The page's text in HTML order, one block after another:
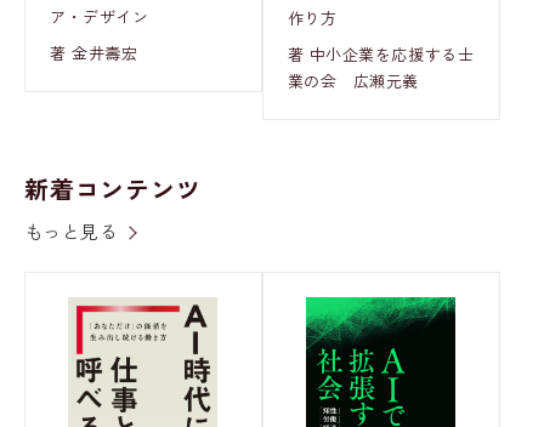
ア・デザイン
著 金井壽宏
作り方
著 中小企業を応援する士
業の会 広瀬元義
新着コンテンツ
もっと見る